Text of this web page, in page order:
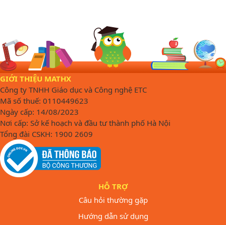
GIỚI THIỆU MATHX
Công ty TNHH Giáo dục và Công nghệ ETC
Mã số thuế: 0110449623
Ngày cấp: 14/08/2023
Nơi cấp: Sở kế hoạch và đầu tư thành phố Hà Nội
Tổng đài CSKH: 1900 2609
HỖ TRỢ
Câu hỏi thường gặp
Hướng dẫn sử dụng